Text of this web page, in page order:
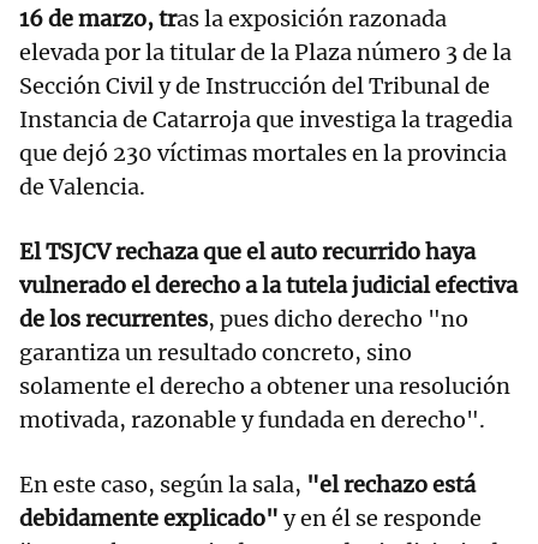
16 de marzo, tras la exposición razonada
elevada por la titular de la Plaza número 3 de la
Sección Civil y de Instrucción del Tribunal de
Instancia de Catarroja que investiga la tragedia
que dejó 230 víctimas mortales en la provincia
de Valencia.
El TSJCV rechaza que el auto recurrido haya
vulnerado el derecho a la tutela judicial efectiva
de los recurrentes, pues dicho derecho "no
garantiza un resultado concreto, sino
solamente el derecho a obtener una resolución
motivada, razonable y fundada en derecho".
En este caso, según la sala, "el rechazo está
debidamente explicado" y en él se responde